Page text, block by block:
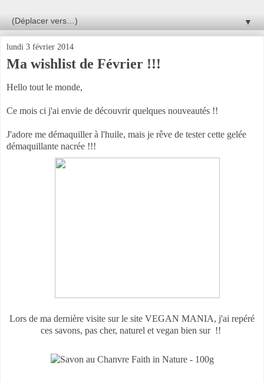
▼
lundi 3 février 2014
Ma wishlist de Février !!!
Hello tout le monde,
Ce mois ci j'ai envie de découvrir quelques nouveautés !!
J'adore me démaquiller à l'huile, mais je rêve de tester cette gelée
démaquillante nacrée !!!
Lors de ma dernière visite sur le site VEGAN MANIA, j'ai repéré
ces savons, pas cher, naturel et vegan bien sur !!